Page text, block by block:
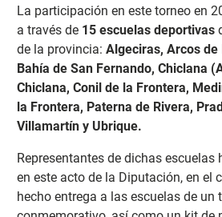
La participación en este torneo en
a través de 15 escuelas deportivas
de la provincia: Algeciras, Arcos
Bahía de San Fernando, Chiclana
Chiclana, Conil de la Frontera,
la Frontera, Paterna de Rivera,
Villamartín y Ubrique.
Representantes de dichas escuelas
en este acto de la Diputación, en el
hecho entrega a las escuelas de un